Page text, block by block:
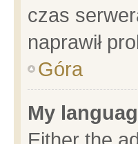
czas
naprawił
Góra
My